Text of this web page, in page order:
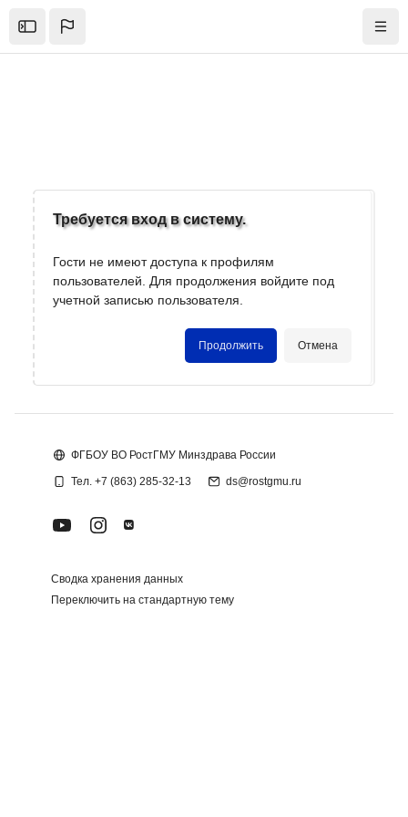
Open the sidebar
Блоки
Требуется вход в систему.
Гости не имеют доступа к профилям
пользователей. Для продолжения войдите под
учетной записью пользователя.
Отмена
Продолжить
ФГБОУ ВО РостГМУ Минздрава России
Тел. +7 (863) 285-32-13 ds@rostgmu.ru
Сводка хранения данных
Переключить на стандартную тему